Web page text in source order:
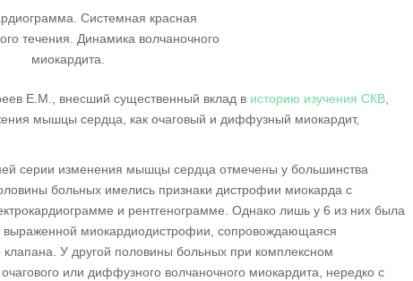
Системная красная
течения. Динамика волчаночного
миокардита.
Е.М., внесший существенный вклад в историю изучения СКВ,
мышцы сердца, как очаговый и диффузный миокардит,
серии изменения мышцы сердца отмечены у большинства
больных имелись признаки дистрофии миокарда с
и рентгенограмме. Однако лишь у 6 из них была
выраженной миокардиодистрофии, сопровождающаяся
клапана. У другой половины больных при комплексном
или диффузного волчаночного миокардита, нередко с